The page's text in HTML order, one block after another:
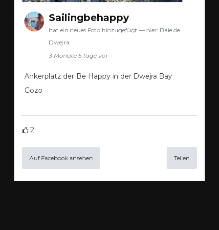
Sailingbehappy
hat ein neues Foto hinzugefügt — hier: Baie de
Dwejra.
3 Monate 5 tage vor
Ankerplatz der Be Happy in der Dwejra Bay
Gozo
2
Auf Facebook ansehen Teilen